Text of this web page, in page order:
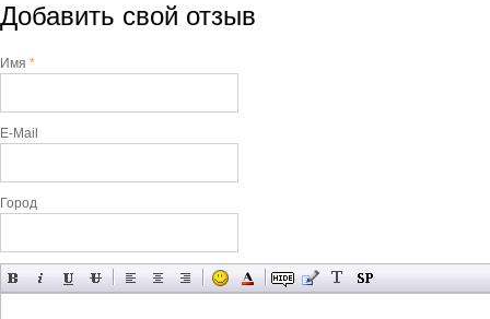
Добавить свой отзыв
Имя *
E-Mail
Город